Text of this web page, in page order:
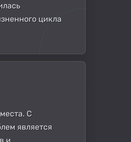
цикла
С
является